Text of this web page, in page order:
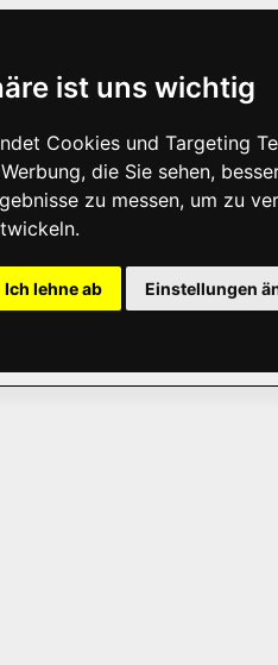
ist uns wichtig
Cookies und Targeting
die Sie sehen,
zu messen, um zu
Ich lehne ab Einstellungen